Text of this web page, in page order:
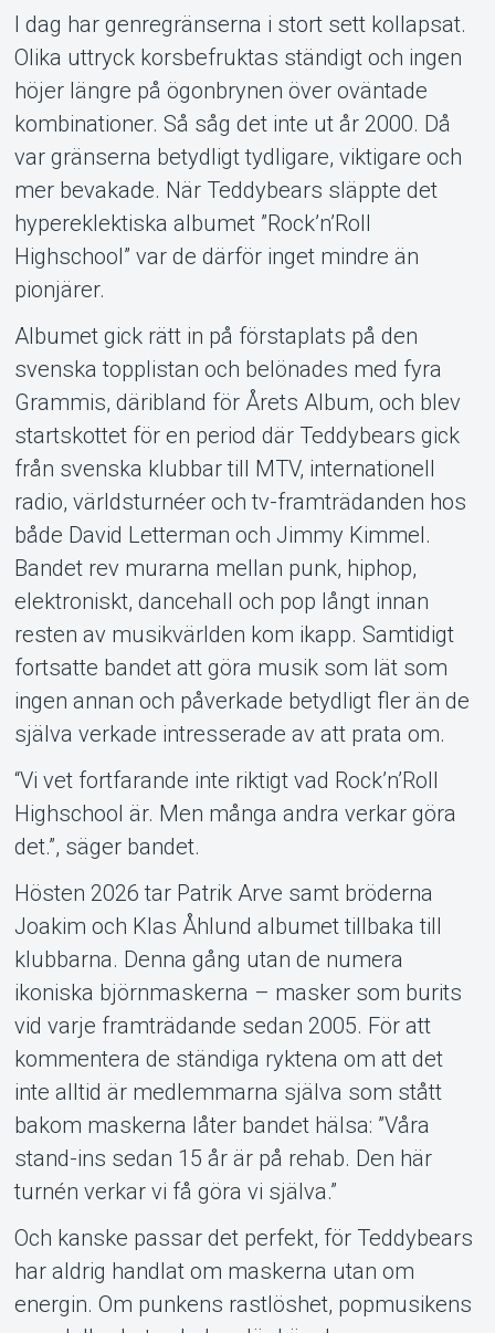
Om Tickster
I dag har genregränserna i stort sett kollapsat.
Olika uttryck korsbefruktas ständigt och ingen
höjer längre på ögonbrynen över oväntade
kombinationer. Så såg det inte ut år 2000. Då
var gränserna betydligt tydligare, viktigare och
mer bevakade. När Teddybears släppte det
hypereklektiska albumet ”Rock’n’Roll
Highschool” var de därför inget mindre än
pionjärer.
Albumet gick rätt in på förstaplats på den
svenska topplistan och belönades med fyra
Grammis, däribland för Årets Album, och blev
startskottet för en period där Teddybears gick
från svenska klubbar till MTV, internationell
radio, världsturnéer och tv-framträdanden hos
både David Letterman och Jimmy Kimmel.
Bandet rev murarna mellan punk, hiphop,
elektroniskt, dancehall och pop långt innan
resten av musikvärlden kom ikapp. Samtidigt
fortsatte bandet att göra musik som lät som
ingen annan och påverkade betydligt fler än de
själva verkade intresserade av att prata om.
“Vi vet fortfarande inte riktigt vad Rock’n’Roll
Highschool är. Men många andra verkar göra
det.”, säger bandet.
Hösten 2026 tar Patrik Arve samt bröderna
Joakim och Klas Åhlund albumet tillbaka till
klubbarna. Denna gång utan de numera
ikoniska björnmaskerna – masker som burits
vid varje framträdande sedan 2005. För att
kommentera de ständiga ryktena om att det
inte alltid är medlemmarna själva som stått
bakom maskerna låter bandet hälsa: ”Våra
stand-ins sedan 15 år är på rehab. Den här
turnén verkar vi få göra vi själva.”
Och kanske passar det perfekt, för Teddybears
har aldrig handlat om maskerna utan om
energin. Om punkens rastlöshet, popmusikens